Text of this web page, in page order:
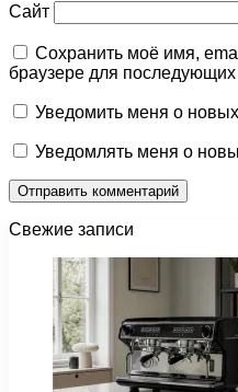
Сайт
Сохранить моё имя,
браузере для
Уведомить меня о
Уведомлять меня о
Свежие записи